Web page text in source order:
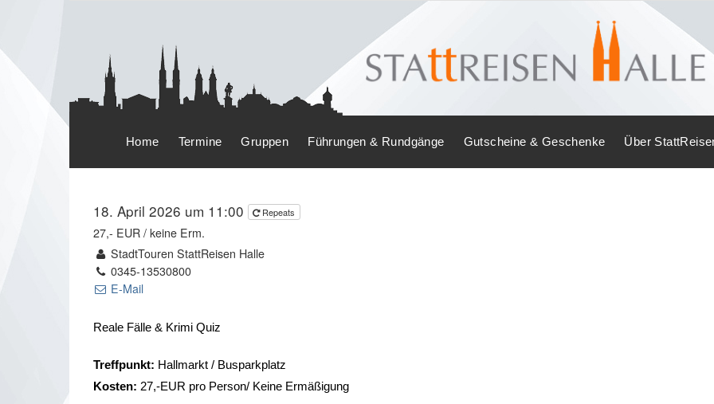
Home Termine Gruppen Führungen & Rundgänge Gutscheine & Geschenke Über
18. April 2026 um 11:00 Repeats
27,- EUR / keine Erm.
StadtTouren StattReisen Halle
0345-13530800
E-Mail
Reale Fälle & Krimi Quiz
Treffpunkt: Hallmarkt / Busparkplatz
Kosten: 27,-EUR pro Person/ Keine Ermäßigung